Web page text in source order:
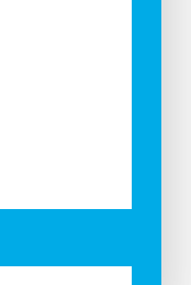
kennis met elkaar
binnen een